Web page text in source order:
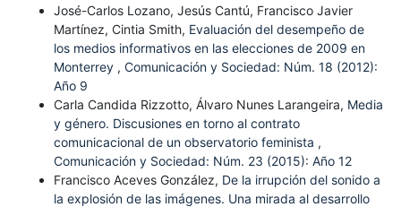
José-Carlos Lozano, Jesús Cantú, Francisco Javier
Martínez, Cintia Smith, Evaluación del desempeño de
los medios informativos en las elecciones de 2009 en
Monterrey , Comunicación y Sociedad: Núm. 18 (2012):
Año 9
Carla Candida Rizzotto, Álvaro Nunes Larangeira, Media
y género. Discusiones en torno al contrato
comunicacional de un observatorio feminista ,
Comunicación y Sociedad: Núm. 23 (2015): Año 12
Francisco Aceves González, De la irrupción del sonido a
la explosión de las imágenes. Una mirada al desarrollo